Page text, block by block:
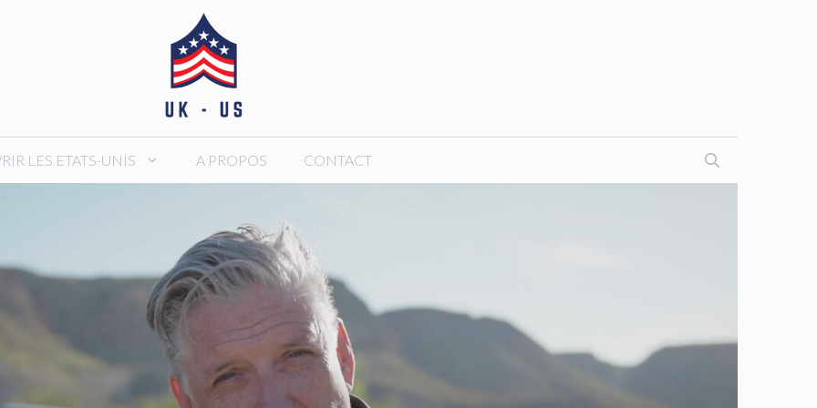
LES ETATS-UNIS A PROPOS CONTACT